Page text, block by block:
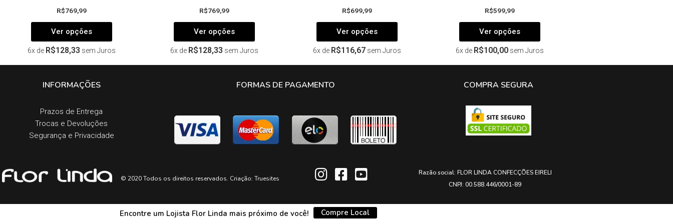
R$769,99
Ver opções
6x de R$128,33 sem Juros
R$769,99
Ver opções
6x de R$128,33 sem Juros
R$699,99
Ver opções
6x de R$116,67 sem Juros
R$599,99
Ver opções
6x de R$100,00 sem Juros
INFORMAÇÕES
Prazos de Entrega​
Trocas e Devoluções​
Segurança e Privacidade
FORMAS DE PAGAMENTO COMPRA SEGURA
© 2020 Todos os direitos reservados. Criação: Truesites
Razão social: FLOR LINDA CONFECÇÕES EIRELI
CNPJ: 00.588.446/0001-89
Encontre um Lojista Flor Linda mais próximo de você! Compre Local